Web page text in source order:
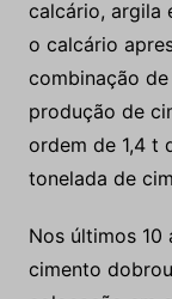
calcário, argila
o calcário
combinação
produção de
ordem de 1,4 t
tonelada de
Nos últimos 10
cimento